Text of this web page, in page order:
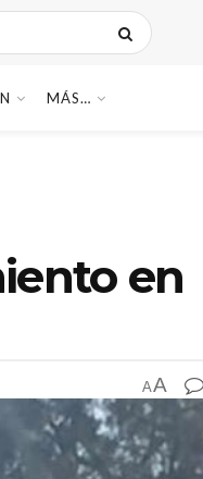
MÁS…
en
AA